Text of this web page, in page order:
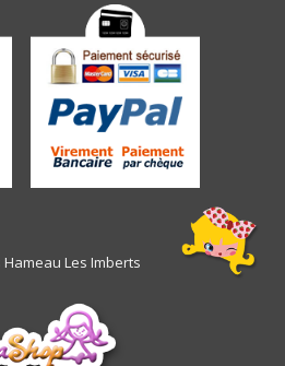
Les Imberts